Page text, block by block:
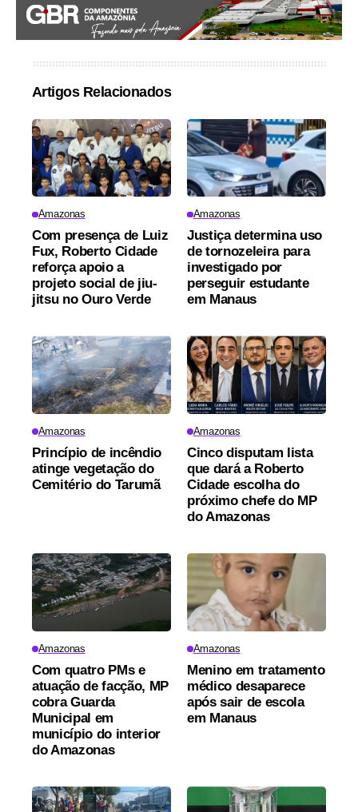
Artigos Relacionados
Amazonas
Com presença de Luiz
Fux, Roberto Cidade
reforça apoio a
projeto social de jiu-
jitsu no Ouro Verde
Amazonas
Justiça determina uso
de tornozeleira para
investigado por
perseguir estudante
em Manaus
Amazonas
Princípio de incêndio
atinge vegetação do
Cemitério do Tarumã
Amazonas
Cinco disputam lista
que dará a Roberto
Cidade escolha do
próximo chefe do MP
do Amazonas
Amazonas
Com quatro PMs e
atuação de facção, MP
cobra Guarda
Municipal em
município do interior
do Amazonas
Amazonas
Menino em tratamento
médico desaparece
após sair de escola
em Manaus